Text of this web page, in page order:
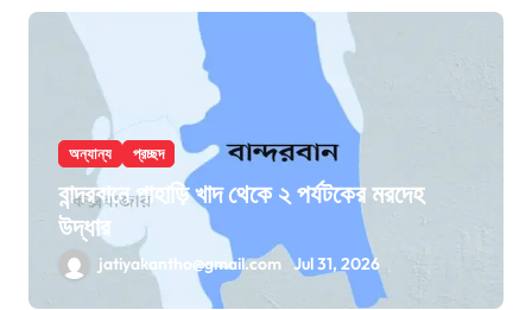
অন্যান্য প্রচ্ছদ
বান্দরবানে পাহাড়ি খাদ থেকে ২ পর্যটকের মরদেহ
উদ্ধার
jatiyakantho@gmail.com Jul 31, 2026